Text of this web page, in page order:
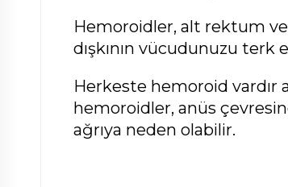
Hemoroidler, alt rektum
dışkının vücudunuzu terk
Herkeste hemoroid vardır
hemoroidler, anüs
ağrıya neden olabilir.